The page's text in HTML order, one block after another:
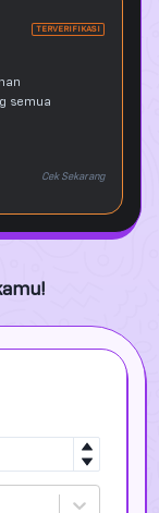
TERVERIFIKASI
semua
Cek Sekarang